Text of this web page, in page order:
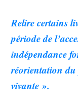
Relire certains
période de
indépendance
réorientation du
vivante ».